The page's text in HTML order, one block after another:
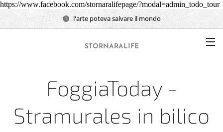
https://www.facebook.com/stornaralifepage/?modal=admin_todo_tour
l'arte poteva salvare il mondo
STORNARALIFE
FoggiaToday -
Stramurales in bilico